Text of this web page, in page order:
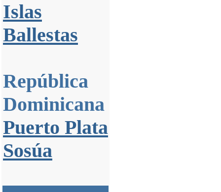
Islas
Ballestas
República
Dominicana
Puerto Plata
Sosúa